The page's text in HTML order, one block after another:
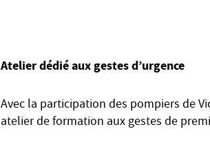
Atelier dédié aux gestes d’urgence
Avec la participation des pompiers de
atelier de formation aux gestes de